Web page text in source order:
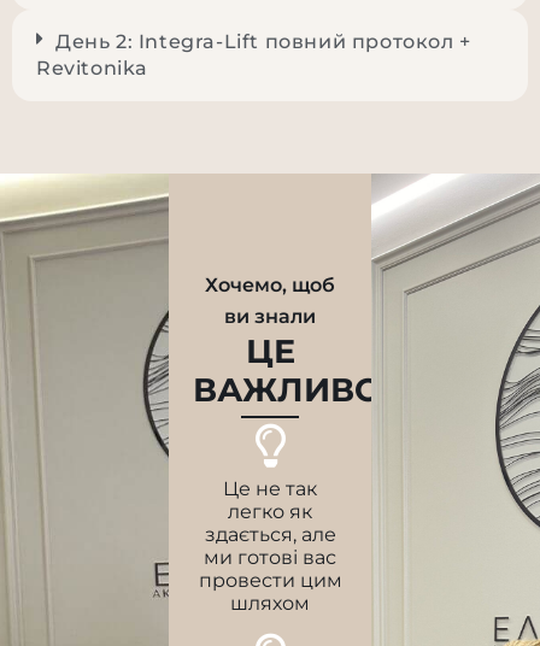
День 2: Integra-Lift повний протокол +
Revitonika
Хочемо, щоб
ви знали
ЦЕ
ВАЖЛИВО
Це не так
легко як
здається, але
ми готові вас
провести цим
шляхом